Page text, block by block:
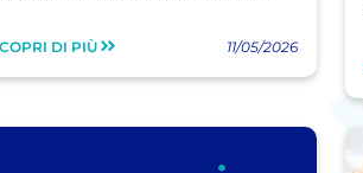
DI PIÙ 11/05/2026